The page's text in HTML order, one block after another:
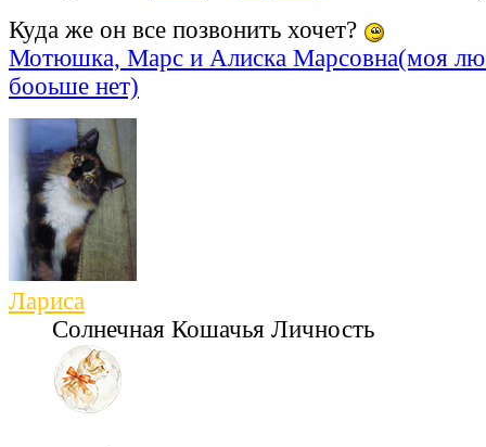
Куда же он все позвонить хочет?
Мотюшка, Марс и Алиска Марсовна(моя
бооьше нет)
Лариса
Солнечная Кошачья Личность